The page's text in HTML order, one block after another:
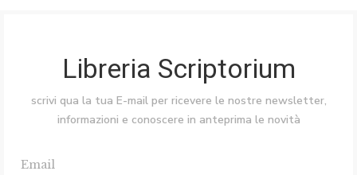
Libreria Scriptorium
scrivi qua la tua E-mail per ricevere le nostre newsletter,
informazioni e conoscere in anteprima le novità